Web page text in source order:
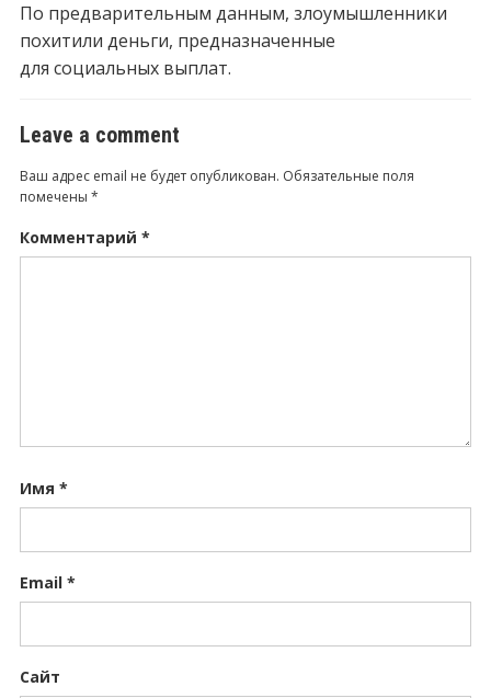
По предварительным данным, злоумышленники
похитили деньги, предназначенные
для социальных выплат.
Leave a comment
Ваш адрес email не будет опубликован. Обязательные поля
помечены *
Комментарий *
Имя *
Email *
Сайт